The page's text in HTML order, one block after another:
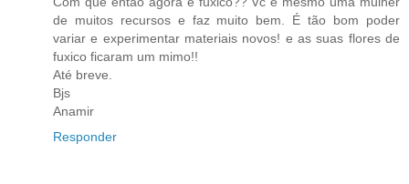
de muitos recursos e faz muito bem. É tão bom poder
variar e experimentar materiais novos! e as suas flores de
fuxico ficaram um mimo!!
Até breve.
Bjs
Anamir
Responder